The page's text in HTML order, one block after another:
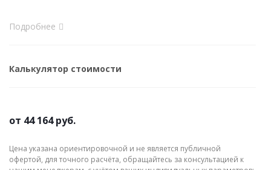
Подробнее
Калькулятор стоимости
от 44 164 руб.
Цена указана ориентировочной и не является публичной
офертой, для точного расчёта, обращайтесь за консультацией к